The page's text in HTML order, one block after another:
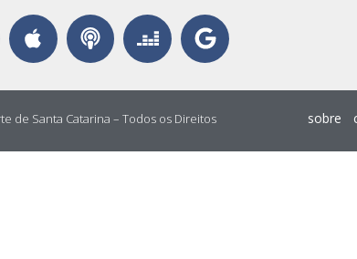
de Santa Catarina – Todos os Direitos
sobre